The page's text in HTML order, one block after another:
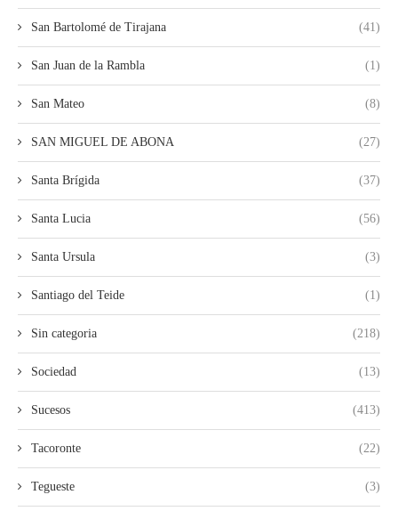
San Bartolomé de Tirajana (41)
San Juan de la Rambla (1)
San Mateo (8)
SAN MIGUEL DE ABONA (27)
Santa Brígida (37)
Santa Lucia (56)
Santa Ursula (3)
Santiago del Teide (1)
Sin categoria (218)
Sociedad (13)
Sucesos (413)
Tacoronte (22)
Tegueste (3)